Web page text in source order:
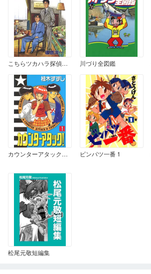
こちらツカハラ探偵事務所 川づり全図鑑
カウンターアタック！ 1 ビンパツ一番 1
松尾元敬短編集